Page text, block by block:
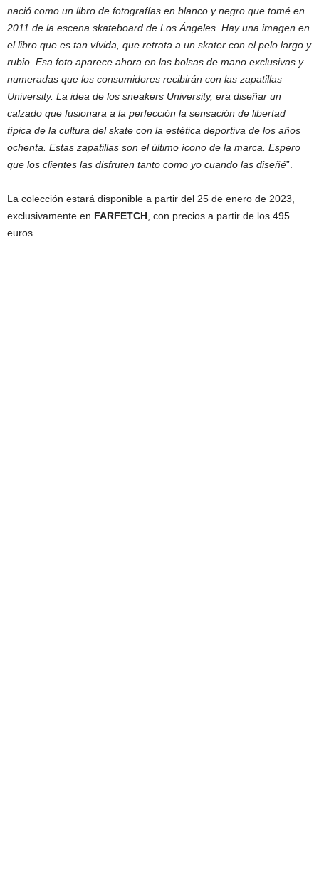
nació como un libro de fotografías en blanco y negro que tomé en
2011 de la escena skateboard de Los Ángeles. Hay una imagen en
el libro que es tan vívida, que retrata a un skater con el pelo largo y
rubio. Esa foto aparece ahora en las bolsas de mano exclusivas y
numeradas que los consumidores recibirán con las zapatillas
University. La idea de los sneakers University, era diseñar un
calzado que fusionara a la perfección la sensación de libertad
típica de la cultura del skate con la estética deportiva de los años
ochenta. Estas zapatillas son el último ícono de la marca. Espero
que los clientes las disfruten tanto como yo cuando las diseñé”.
La colección estará disponible a partir del 25 de enero de 2023,
exclusivamente en FARFETCH , con precios a partir de los 495
euros.